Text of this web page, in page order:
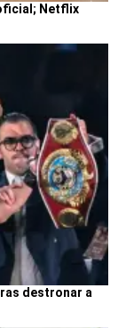
Netflix
destronar a